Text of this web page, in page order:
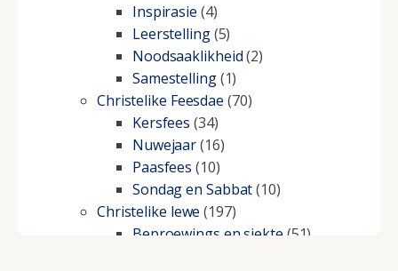
Inspirasie (4)
Leerstelling(5)
Noodsaaklikheid(2)
Samestelling(1)
Christelike Feesdae (70)
Kersfees (34)
Nuwejaar(16)
Paasfees (10)
Sondag en Sabbat(10)
Christelike lewe (197)
Beproewings en siekte (51)